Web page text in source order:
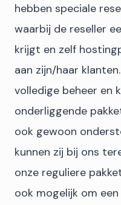
hebben speciale
waarbij de reseller
krijgt en zelf
aan zijn/haar
volledige beheer en
onderliggende
ook gewoon
kunnen zij bij ons
onze reguliere
ook mogelijk om